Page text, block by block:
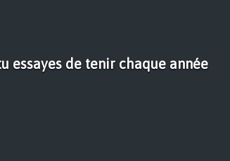
essayes de tenir chaque année